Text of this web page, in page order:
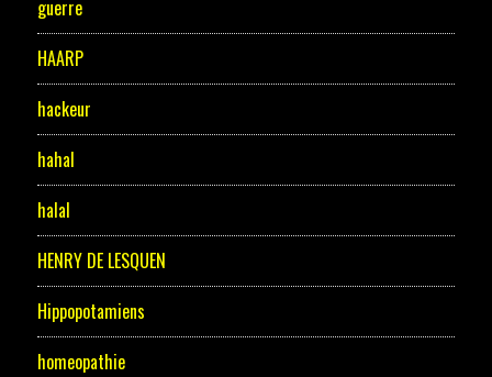
guerre
HAARP
hackeur
hahal
halal
HENRY DE LESQUEN
Hippopotamiens
homeopathie